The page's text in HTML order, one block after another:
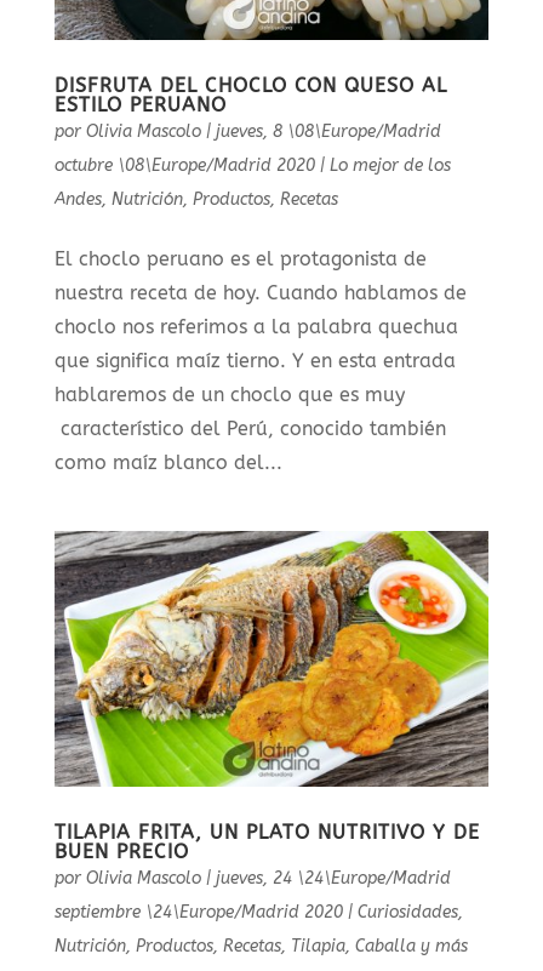
DISFRUTA DEL CHOCLO CON QUESO AL
ESTILO PERUANO
por Olivia Mascolo| jueves, 8 \08\Europe/Madrid
octubre \08\Europe/Madrid 2020| Lo mejor de los
Andes, Nutrición, Productos, Recetas
El choclo peruano es el protagonista de
nuestra receta de hoy. Cuando hablamos de
choclo nos referimos a la palabra quechua
que significa maíz tierno. Y en esta entrada
hablaremos de un choclo que es muy
característico del Perú, conocido también
como maíz blanco del...
TILAPIA FRITA, UN PLATO NUTRITIVO Y DE
BUEN PRECIO
por Olivia Mascolo| jueves, 24 \24\Europe/Madrid
septiembre \24\Europe/Madrid 2020| Curiosidades,
Nutrición, Productos, Recetas, Tilapia, Caballa y más